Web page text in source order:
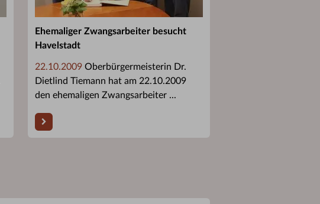
Ehemaliger Zwangsarbeiter besucht
Havelstadt
22.10.2009 Oberbürgermeisterin Dr.
Dietlind Tiemann hat am 22.10.2009
den ehemaligen Zwangsarbeiter ...